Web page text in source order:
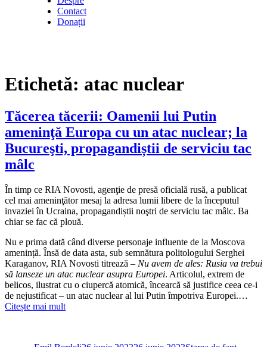
Contact
Donații
Etichetă: atac nuclear
Tăcerea tăcerii: Oamenii lui Putin
ameninţă Europa cu un atac nuclear; la
Bucureşti, propagandiștii de serviciu tac
mâlc
În timp ce RIA Novosti, agenţie de presă oficială rusă, a publicat
cel mai ameninţător mesaj la adresa lumii libere de la începutul
invaziei în Ucraina, propagandiștii noştri de serviciu tac mâlc. Ba
chiar se fac că plouă.
Nu e prima dată când diverse personaje influente de la Moscova
amenință. Însă de data asta, sub semnătura politologului Serghei
Karaganov, RIA Novosti titrează – Nu avem de ales: Rusia va trebui
să lanseze un atac nuclear asupra Europei. Articolul, extrem de
belicos, ilustrat cu o ciupercă atomică, încearcă să justifice ceea ce-i
de nejustificat – un atac nuclear al lui Putin împotriva Europei.…
Citește mai mult